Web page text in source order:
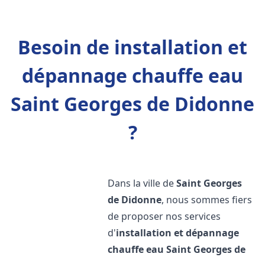
Besoin de installation et
dépannage chauffe eau
Saint Georges de Didonne
?
Dans la ville deSaint Georges
de Didonne, nous sommes fiers
de proposer nos services
d'installation et dépannage
chauffe eau Saint Georges de